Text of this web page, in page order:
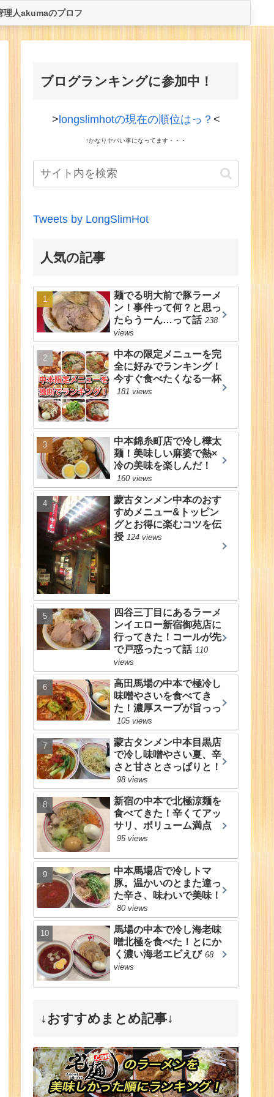
理人akumaのプロフ
ブログランキングに参加中！
> longslimhotの現在の順位はっ？ <
↑かなりヤバい事になってます・・・
Tweets by LongSlimHot
人気の記事
麺でる明大前で豚ラーメ
ン！事件って何？と思っ
たらうーん…って話 238
views
中本の限定メニューを完
全に好みでランキング！
今すぐ食べたくなる一杯
181 views
中本錦糸町店で冷し樺太
麺！美味しい麻婆で熱×
冷の美味を楽しんだ！
160 views
蒙古タンメン中本のおす
すめメニュー&トッピン
グとお得に楽むコツを伝
授 124 views
四谷三丁目にあるラーメ
ンイエロー新宿御苑店に
行ってきた！コールが先
で戸惑ったって話 110
views
高田馬場の中本で極冷し
味噌やさいを食べてき
た！濃厚スープが旨っっ
105 views
蒙古タンメン中本目黒店
で冷し味噌やさい夏、辛
さと甘さとさっぱりと！
98 views
新宿の中本で北極涼麺を
食べてきた！辛くてアッ
サリ、ボリューム満点
95 views
中本馬場店で冷しトマ
豚。温かいのとまた違っ
た辛さ、味わいで美味！
80 views
馬場の中本で冷し海老味
噌北極を食べた！とにか
く濃い海老エビえび 68
views
↓おすすめまとめ記事↓